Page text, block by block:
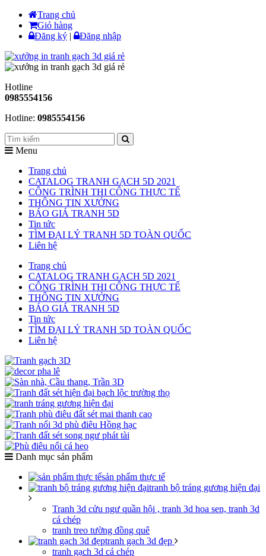
Trang chủ
Giỏ hàng
Đăng ký | Đăng nhập
Hotline
0985554156
Hotline: 0985554156
Menu
Trang chủ
CATALOG TRANH GẠCH 5D 2021
CÔNG TRÌNH THI CÔNG THỰC TẾ
THÔNG TIN XƯỞNG
BÁO GIÁ TRANH 5D
Tin tức
TÌM ĐẠI LÝ TRANH 5D TOÀN QUỐC
Liên hệ
Trang chủ
CATALOG TRANH GẠCH 5D 2021
CÔNG TRÌNH THI CÔNG THỰC TẾ
THÔNG TIN XƯỞNG
BÁO GIÁ TRANH 5D
Tin tức
TÌM ĐẠI LÝ TRANH 5D TOÀN QUỐC
Liên hệ
Danh mục sản phẩm
sản phẩm thực tế
tranh bộ tráng gương hiện đại
Tranh 3d cửu ngư quần hội , tranh 3d hoa sen, tranh 3d
cá chép
tranh treo tường đồng quê
tranh gạch 3d đẹp
tranh gạch 3d cá chép